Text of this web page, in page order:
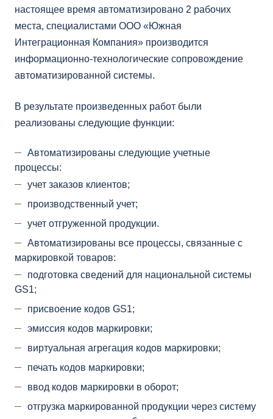
настоящее время автоматизировано 2 рабочих
места, специалистами ООО «Южная
Интеграционная Компания» производится
информационно-технологические сопровождение
автоматизированной системы.
В результате произведенных работ были
реализованы следующие функции:
Автоматизированы следующие учетные
процессы:
учет заказов клиентов;
производственный учет;
учет отгруженной продукции.
Автоматизированы все процессы, связанные с
маркировкой товаров:
подготовка сведений для национальной системы
GS1;
присвоение кодов GS1;
эмиссия кодов маркировки;
виртуальная агрегация кодов маркировки;
печать кодов маркировки;
ввод кодов маркировки в оборот;
отгрузка маркированной продукции через систему